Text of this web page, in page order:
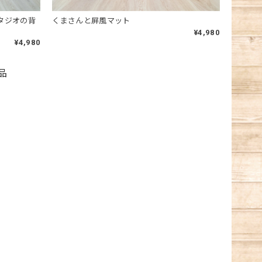
ジオの背
¥4,980
くまさんと屏風マット
¥4,980